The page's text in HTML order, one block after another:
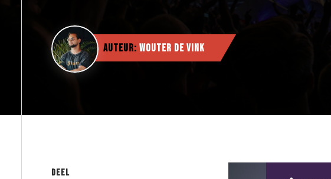
Auteur: Wouter de Vink
Deel